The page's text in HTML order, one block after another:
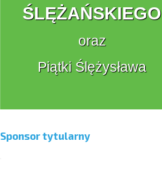
ŚLĘŻAŃSKIEGO
oraz
Piątki Ślężysława
Sponsor tytularny